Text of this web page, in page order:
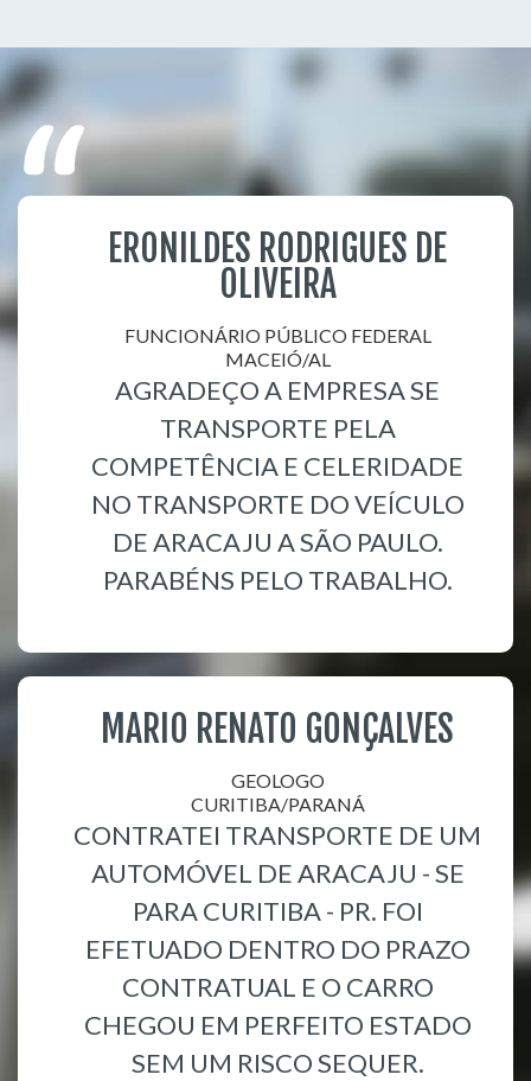
ERONILDES RODRIGUES DE
OLIVEIRA
FUNCIONÁRIO PÚBLICO FEDERAL
MACEIÓ/AL
AGRADEÇO A EMPRESA SE
TRANSPORTE PELA
COMPETÊNCIA E CELERIDADE
NO TRANSPORTE DO VEÍCULO
DE ARACAJU A SÃO PAULO.
PARABÉNS PELO TRABALHO.
MARIO RENATO GONÇALVES
GEOLOGO
CURITIBA/PARANÁ
CONTRATEI TRANSPORTE DE UM
AUTOMÓVEL DE ARACAJU - SE
PARA CURITIBA - PR. FOI
EFETUADO DENTRO DO PRAZO
CONTRATUAL E O CARRO
CHEGOU EM PERFEITO ESTADO
SEM UM RISCO SEQUER.